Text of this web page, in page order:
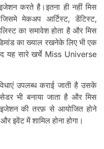
करते है।इतना ही नहीं मिस
मेकअप आर्टिस्‍ट, डेंटिस्‍ट,
का समावेश होता है और मिस
का ख्याल रखनेके लिए भी एक
यह सारे खर्चे Miss Universe
उपलब्ध कराई जाती है उसके
भी बनाया जाता है और मिस
की तरफ़ से आयोजित होने
इवेंट में शामिल होना होगा।